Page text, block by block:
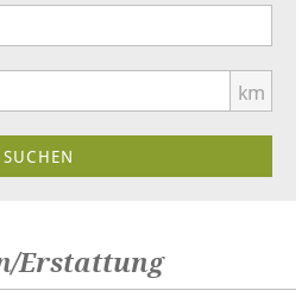
km
Erstattung